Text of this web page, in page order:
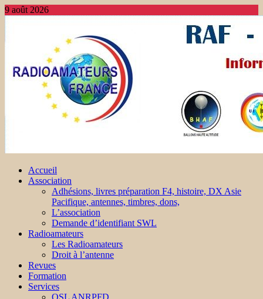
9 août 2026
Accueil
Association
Adhésions, livres préparation F4, histoire, DX Asie
Pacifique, antennes, timbres, dons,
L’association
Demande d’identifiant SWL
Radioamateurs
Les Radioamateurs
Droit à l’antenne
Revues
Formation
Services
QSL ANRPFD